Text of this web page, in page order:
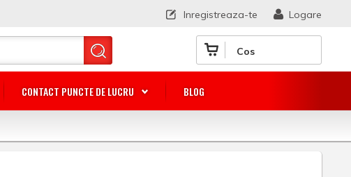
Cos
CONTACT PUNCTE DE LUCRU BLOG
Logare
Inregistreaza-te